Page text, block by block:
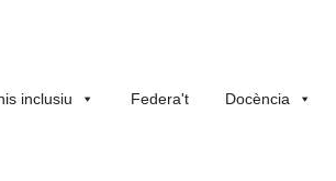
inclusiu Federa't Docència